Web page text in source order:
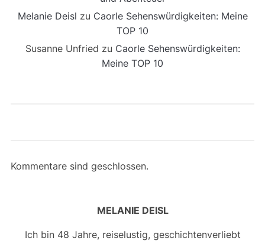
Melanie Deisl zu Caorle Sehenswürdigkeiten: Meine
TOP 10
Susanne Unfried zu Caorle Sehenswürdigkeiten:
Meine TOP 10
Kommentare sind geschlossen.
MELANIE DEISL
Ich bin 48 Jahre, reiselustig, geschichtenverliebt